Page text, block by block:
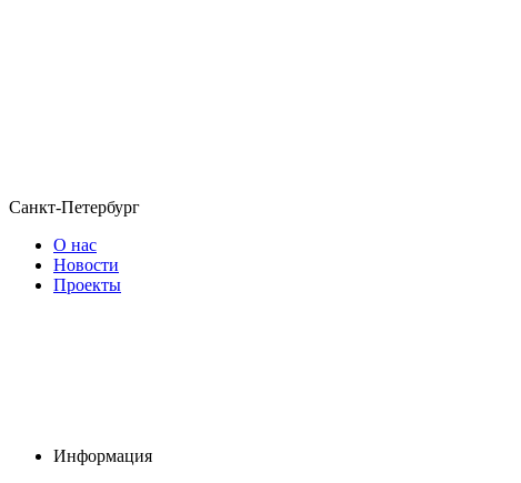
Санкт-Петербург
О нас
Новости
Проекты
Информация